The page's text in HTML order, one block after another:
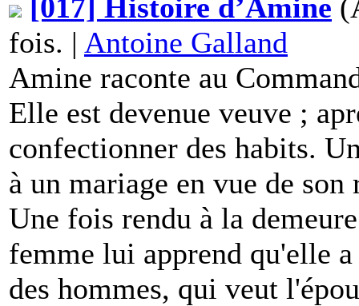
[017] Histoire d’Amine
fois. | Antoine Galland
Amine raconte au
Elle est devenue veuve ;
confectionner des habits.
à un mariage en vue de
Une fois rendu à la
femme lui apprend qu'elle
des hommes, qui veut